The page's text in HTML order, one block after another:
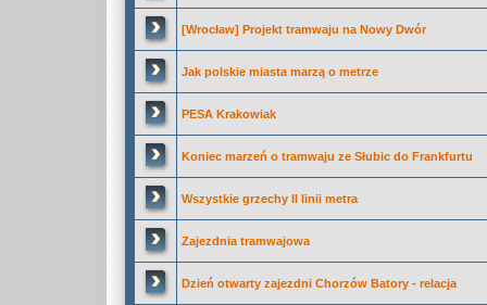
[Wrocław] Projekt tramwaju na Nowy Dwór
Jak polskie miasta marzą o metrze
PESA Krakowiak
Koniec marzeń o tramwaju ze Słubic do Frankfurtu
Wszystkie grzechy II linii metra
Zajezdnia tramwajowa
Dzień otwarty zajezdni Chorzów Batory - relacja